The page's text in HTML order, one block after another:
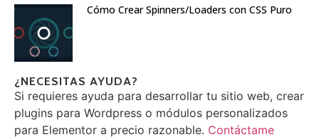
Cómo Crear Spinners/Loaders con CSS Puro
¿NECESITAS AYUDA?
Si requieres ayuda para desarrollar tu sitio web, crear
plugins para Wordpress o módulos personalizados
para Elementor a precio razonable. Contáctame